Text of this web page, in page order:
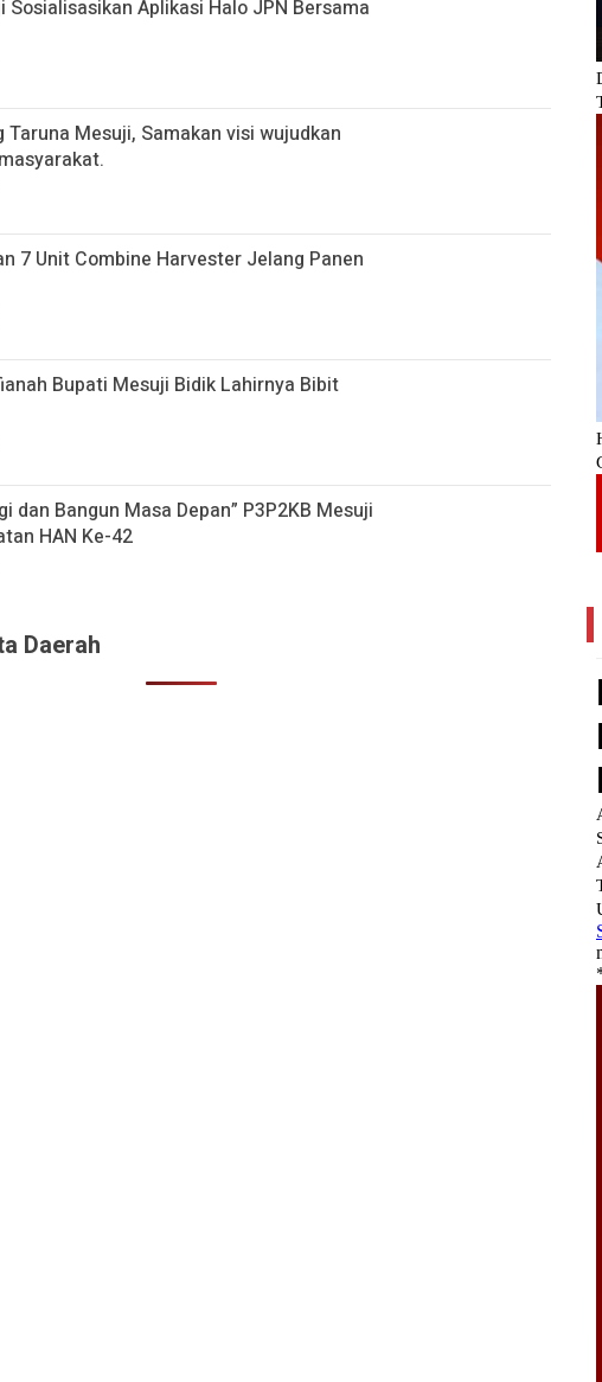
Sosialisasikan Aplikasi Halo JPN Bersama
Taruna Mesuji, Samakan visi wujudkan
7 Unit Combine Harvester Jelang Panen
Bupati Mesuji Bidik Lahirnya Bibit
dan Bangun Masa Depan” P3P2KB Mesuji
HAN Ke-42
Daerah